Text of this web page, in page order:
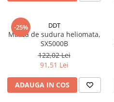
-25% DDT
Masca de sudura heliomata,
SX5000B
122,02 Lei
91,51 Lei
ADAUGA IN COS